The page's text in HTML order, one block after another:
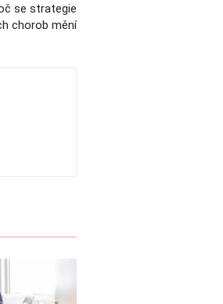
se strategie
chorob mění